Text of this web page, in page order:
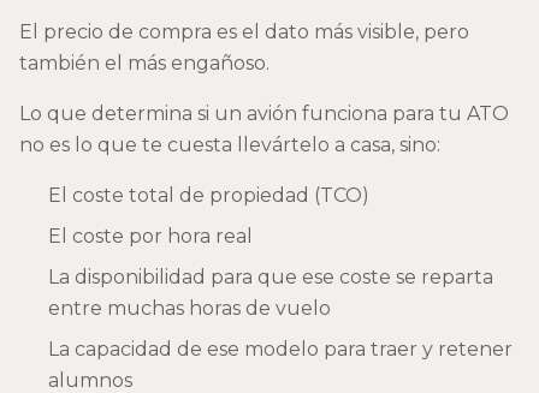
El precio de compra es el dato más visible, pero
también el más engañoso.
Lo que determina si un avión funciona para tu ATO
no es lo que te cuesta llevártelo a casa, sino:
El coste total de propiedad (TCO)
El coste por hora real
La disponibilidad para que ese coste se reparta
entre muchas horas de vuelo
La capacidad de ese modelo para traer y retener
alumnos